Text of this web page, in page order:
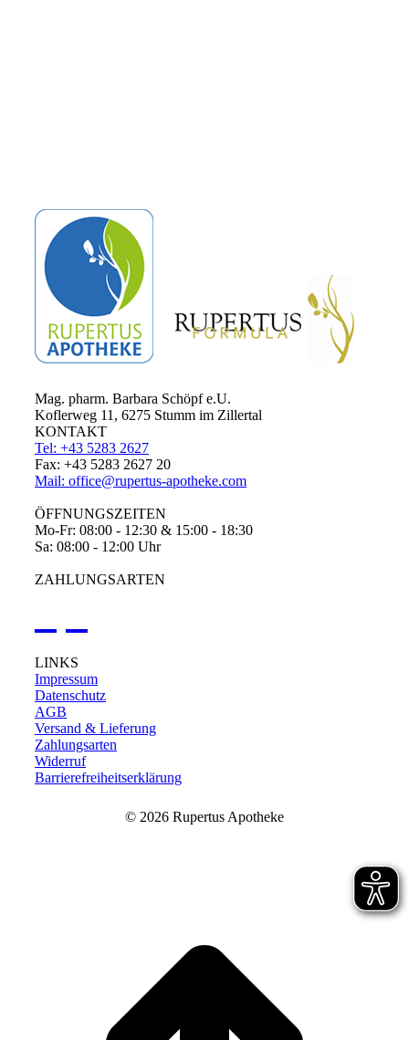
Mag. pharm. Barbara Schöpf e.U.
Koflerweg 11, 6275 Stumm im Zillertal
KONTAKT
Tel: +43 5283 2627
Fax: +43 5283 2627 20
Mail: office@rupertus-apotheke.com
ÖFFNUNGSZEITEN
Mo-Fr: 08:00 - 12:30 & 15:00 - 18:30
Sa: 08:00 - 12:00 Uhr
ZAHLUNGSARTEN
LINKS
Impressum
Datenschutz
AGB
Versand & Lieferung
Zahlungsarten
Widerruf
Barrierefreiheitserklärung
© 2026 Rupertus Apotheke